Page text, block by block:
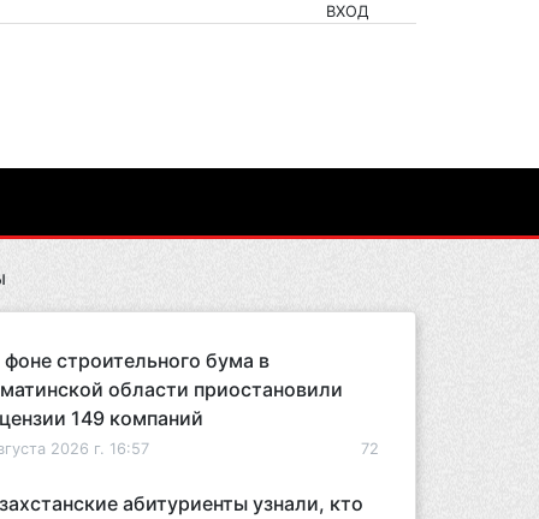
ВХОД
строительного бума в
области приостановили
149 компаний
2026 г. 16:57 72
абитуриенты узнали, кто